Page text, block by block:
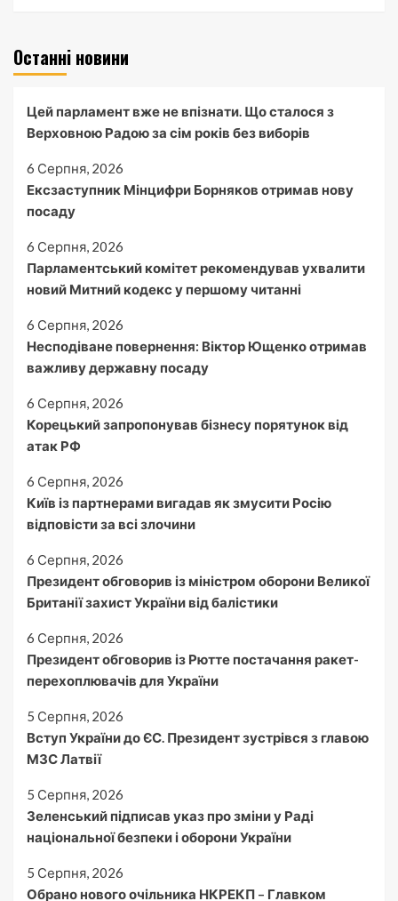
Останні новини
Цей парламент вже не впізнати. Що сталося з
Верховною Радою за сім років без виборів
6 Серпня, 2026
Ексзаступник Мінцифри Борняков отримав нову
посаду
6 Серпня, 2026
Парламентський комітет рекомендував ухвалити
новий Митний кодекс у першому читанні
6 Серпня, 2026
Несподіване повернення: Віктор Ющенко отримав
важливу державну посаду
6 Серпня, 2026
Корецький запропонував бізнесу порятунок від
атак РФ
6 Серпня, 2026
Київ із партнерами вигадав як змусити Росію
відповісти за всі злочини
6 Серпня, 2026
Президент обговорив із міністром оборони Великої
Британії захист України від балістики
6 Серпня, 2026
Президент обговорив із Рютте постачання ракет-
перехоплювачів для України
5 Серпня, 2026
Вступ України до ЄС. Президент зустрівся з главою
МЗС Латвії
5 Серпня, 2026
Зеленський підписав указ про зміни у Раді
національної безпеки і оборони України
5 Серпня, 2026
Обрано нового очільника НКРЕКП – Главком